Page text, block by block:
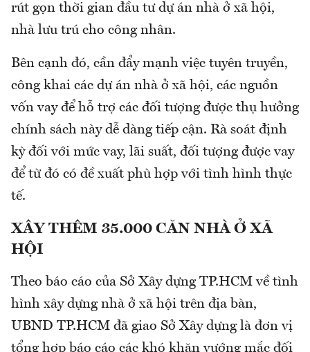
rút gọn thời gian đầu tư dự án nhà ở xã hội,
nhà lưu trú cho công nhân.
Bên cạnh đó, cần đẩy mạnh việc tuyên truyền,
công khai các dự án nhà ở xã hội, các nguồn
vốn vay để hỗ trợ các đối tượng được thụ hưởng
chính sách này dễ dàng tiếp cận. Rà soát định
kỳ đối với mức vay, lãi suất, đối tượng được vay
để từ đó có đề xuất phù hợp với tình hình thực
tế.
XÂY THÊM 35.000 CĂN NHÀ Ở XÃ
HỘI
Theo báo cáo của Sở Xây dựng TP.HCM về tình
hình xây dựng nhà ở xã hội trên địa bàn,
UBND TP.HCM đã giao Sở Xây dựng là đơn vị
tổng hợp báo cáo các khó khăn vướng mắc đối